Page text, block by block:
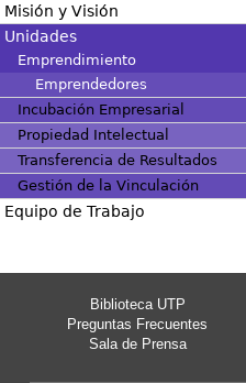
Misión y Visión
Unidades
Emprendimiento
Emprendedores
Incubación Empresarial
Propiedad Intelectual
Transferencia de Resultados
Gestión de la Vinculación
Equipo de Trabajo
Biblioteca UTP
Preguntas Frecuentes
Sala de Prensa